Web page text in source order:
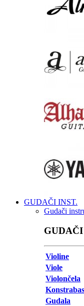
GUDAČI INST.
Gudači
Violine
Viole
Violončela
Konstrabas
Gudala